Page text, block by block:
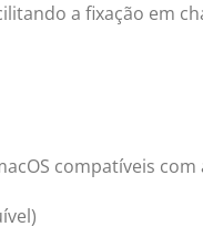
a fixação em
compatíveis com